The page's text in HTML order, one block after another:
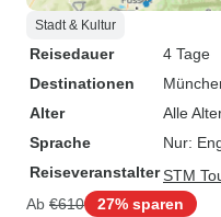
Stadt & Kultur
Reisedauer
4 Tage
Destinationen
Alter
Alle
Sprache
Nur:
ReiseveranstalterSTM
Ab €610 27% sparen